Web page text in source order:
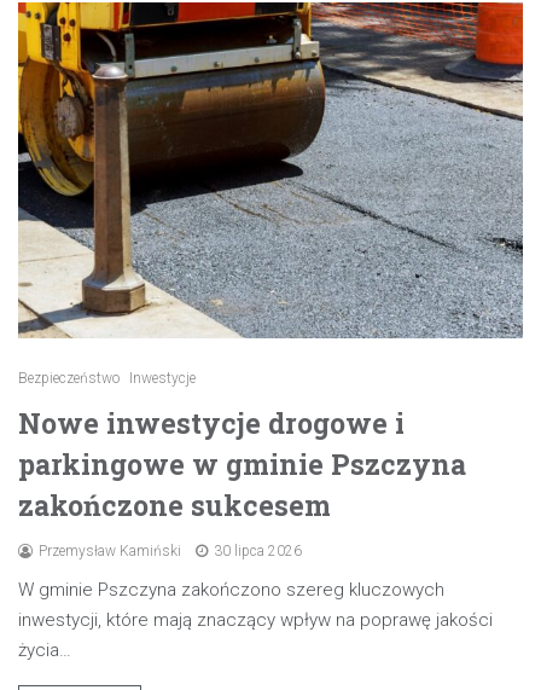
Bezpieczeństwo Inwestycje
Nowe inwestycje drogowe i
parkingowe w gminie Pszczyna
zakończone sukcesem
Przemysław Kamiński 30 lipca 2026
W gminie Pszczyna zakończono szereg kluczowych
inwestycji, które mają znaczący wpływ na poprawę jakości
życia…